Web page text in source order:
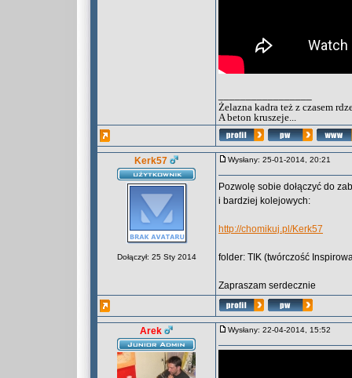
Żelazna kadra też z czasem
A beton kruszeje...
Kerk57
Dołączył: 25 Sty 2014
Wysłany: 25-01-2014, 20:21
Pozwolę sobie dołączyć do
i bardziej kolejowych:
http://chomikuj.pl/Kerk57
folder: TIK (twórczość
Zapraszam serdecznie
Arek Wysłany: 22-04-2014, 15:52